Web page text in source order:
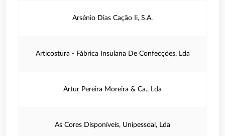
Arsénio Dias Cação Ii, S.A.
Articostura - Fábrica Insulana De Confecções, Lda
Artur Pereira Moreira & Ca., Lda
As Cores Disponíveis, Unipessoal, Lda